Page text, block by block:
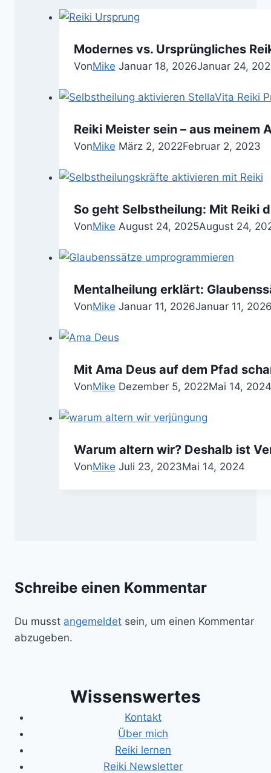
Modernes vs. Ursprüngliches
VonMike Januar 18, 2026Januar 24,
Reiki Meister sein – aus meinem
VonMike März 2, 2022Februar 2, 2023
So geht Selbstheilung: Mit Reiki
VonMike August 24, 2025August 24,
Mentalheilung erklärt:
VonMike Januar 11, 2026Januar 11,
Mit Ama Deus auf dem Pfad
VonMike Dezember 5, 2022Mai 14, 2024
Warum altern wir? Deshalb ist
VonMike Juli 23, 2023Mai 14, 2024
Schreibe einen Kommentar
Du musst angemeldet sein, um einen Kommentar
abzugeben.
Wissenswertes
Kontakt
Über mich
Reiki lernen
Reiki Newsletter